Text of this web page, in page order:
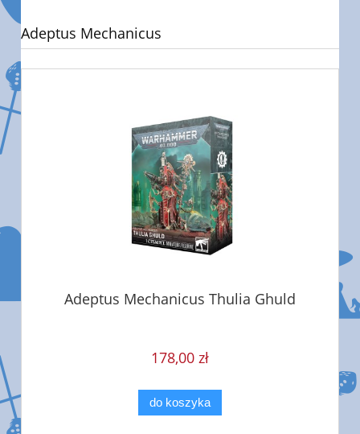
Adeptus Mechanicus
Adeptus Mechanicus Thulia Ghuld
178,00 zł
do koszyka